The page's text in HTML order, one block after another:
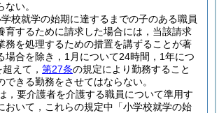
い。
校就学の始期に達するまでの子のある職員
育するために請求した場合には，当該請求
務を処理するための措置を講ずることが著
場合を除き，1月について24時間，1年につ
えて， 第27条の規定により勤務すること
できる勤務をさせてはならない。
，要介護者を介護する職員について準用す
おいて，これらの規定中「小学校就学の始